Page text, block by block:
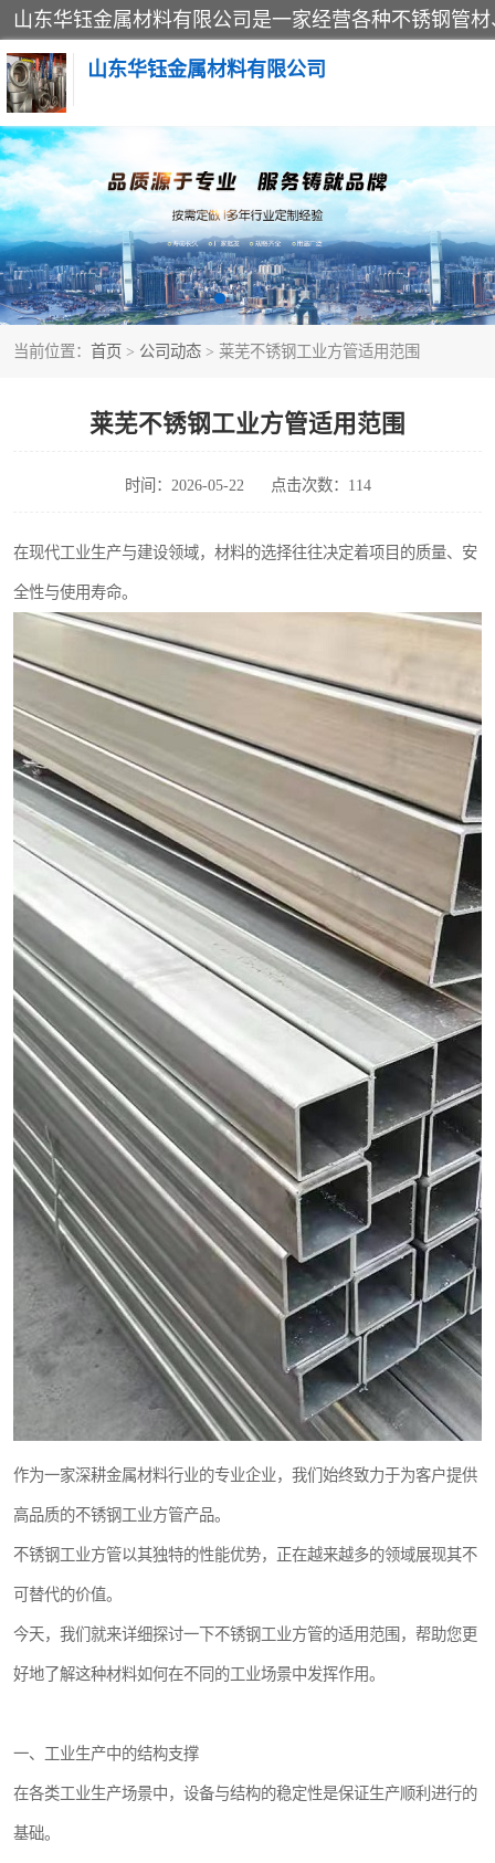
山东华钰金属材料有限公司
当前位置： 首页 > 公司动态 > 莱芜不锈钢工业方管适用范围
莱芜不锈钢工业方管适用范围
时间：2026-05-22 点击次数：114
在现代工业生产与建设领域，材料的选择往往决定着项目的质量、安
全性与使用寿命。
作为一家深耕金属材料行业的专业企业，我们始终致力于为客户提供
高品质的不锈钢工业方管产品。
不锈钢工业方管以其独特的性能优势，正在越来越多的领域展现其不
可替代的价值。
今天，我们就来详细探讨一下不锈钢工业方管的适用范围，帮助您更
好地了解这种材料如何在不同的工业场景中发挥作用。
一、工业生产中的结构支撑
在各类工业生产场景中，设备与结构的稳定性是保证生产顺利进行的
基础。
不锈钢管
管件标准件
不锈钢人孔
不锈钢角钢
不锈钢板